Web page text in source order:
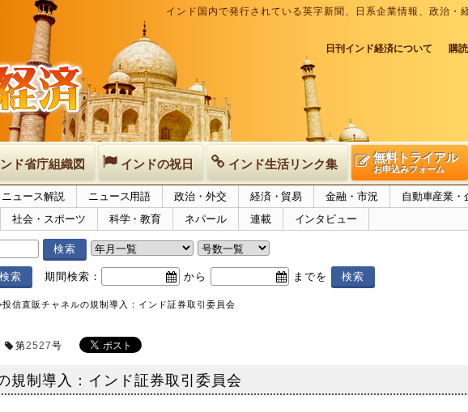
インド国内で発行されている英字新聞、日系企業情報、政治
日刊インド経済について 購
ド省庁組織図 インドの祝日 インド生活リンク集 無料トライアル
お申込みフォーム
ニュース解説 ニュース用語 政治・外交 経済・貿易 金融・市況
自動車産業・
社会・スポーツ 科学・教育 ネパール 連載 インタビュー
期間検索： から までを
投信直販チャネルの規制導入：インド証券取引委員会
第2527号
規制導入：インド証券取引委員会